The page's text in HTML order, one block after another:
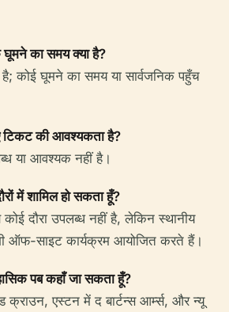
का समय क्या है?
है; कोई घूमने का समय या सार्वजनिक पहुँच
टिकट की आवश्यकता है?
या आवश्यक नहीं है।
में शामिल हो सकता हूँ?
दौरा उपलब्ध नहीं है, लेकिन स्थानीय
ऑफ-साइट कार्यक्रम आयोजित करते हैं।
पब कहाँ जा सकता हूँ?
क्राउन, एस्टन में द बार्टन्स आर्म्स, और न्यू